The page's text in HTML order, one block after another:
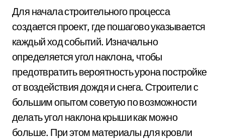
Для начала строительного процесса
создается проект, где пошагово указывается
каждый ход событий. Изначально
определяется угол наклона, чтобы
предотвратить вероятность урона постройке
от воздействия дождя и снега. Строители с
большим опытом советую по возможности
делать угол наклона крыши как можно
больше. При этом материалы для кровли